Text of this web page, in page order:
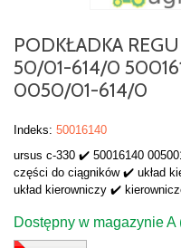
PODKŁADKA
50/01-614/0
0050/01-614/0
Indeks: 50016140
ursus c-330 ✔️ 50016140
części do ciągników ✔️ układ
układ kierowniczy ✔️
Dostępny w magazynie A